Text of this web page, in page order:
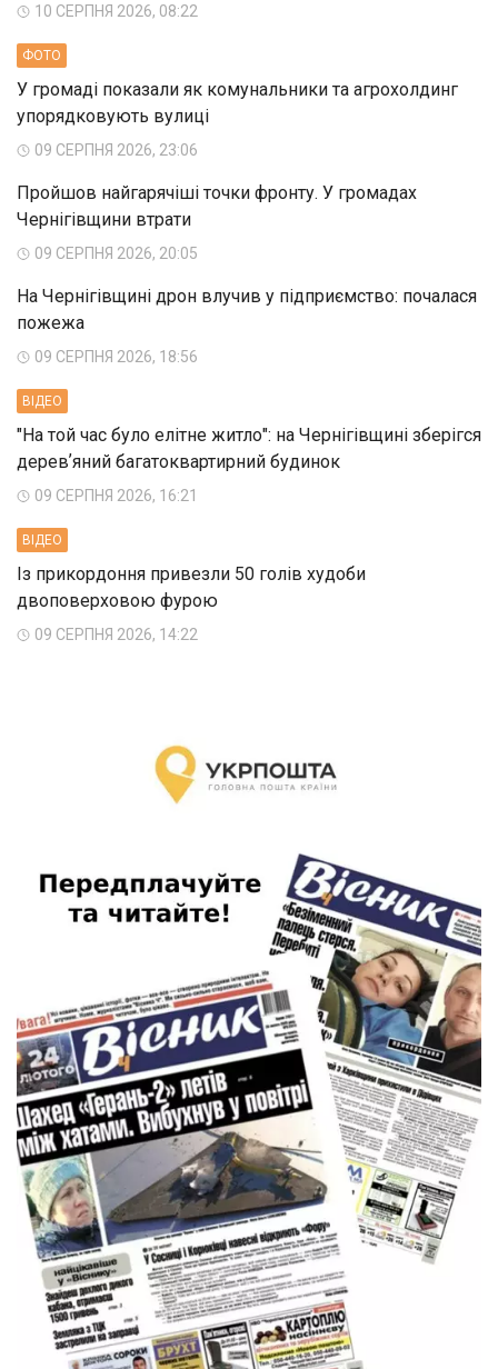
10 СЕРПНЯ 2026, 08:22
ФОТО
У громаді показали як комунальники та агрохолдинг
упорядковують вулиці
09 СЕРПНЯ 2026, 23:06
Пройшов найгарячіші точки фронту. У громадах
Чернігівщини втрати
09 СЕРПНЯ 2026, 20:05
На Чернігівщині дрон влучив у підприємство: почалася
пожежа
09 СЕРПНЯ 2026, 18:56
ВIДЕО
"На той час було елітне житло": на Чернігівщині зберігся
деревʼяний багатоквартирний будинок
09 СЕРПНЯ 2026, 16:21
ВIДЕО
Із прикордоння привезли 50 голів худоби
двоповерховою фурою
09 СЕРПНЯ 2026, 14:22